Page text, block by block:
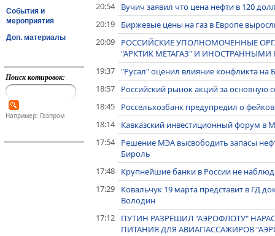
События и
мероприятия
Доп. материалы
Поиск котировок:
Например: Газпром
20:54
Вучич заявил что цена нефти в 120
20:19
Биржевые цены на газ в Европе
20:09
РОССИЙСКИЕ УПОЛНОМОЧЕННЫЕ
"АРКТИК МЕТАГАЗ" И
19:37 "Русал" оценил влияние конфликта
18:57
Российский рынок акций за основную
18:45
Россельхозбанк предупредил о
18:14
Кавказский инвестиционный форум в
17:54
Решение МЭА высвободить запасы
Бироль
17:48
Крупнейшие банки в России не
17:29
Ковальчук 19 марта представит в ГД
Володин
17:12
ПУТИН РАЗРЕШИЛ "АЭРОФЛОТУ"
ПИТАНИЯ ДЛЯ АВИАПАССАЖИРОВ